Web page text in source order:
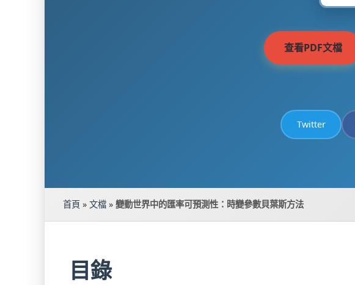
查看PDF文檔
Twitter
首頁 » 文檔 » 變動世界中的匯率可預測性：時變參數貝葉斯方法
目錄